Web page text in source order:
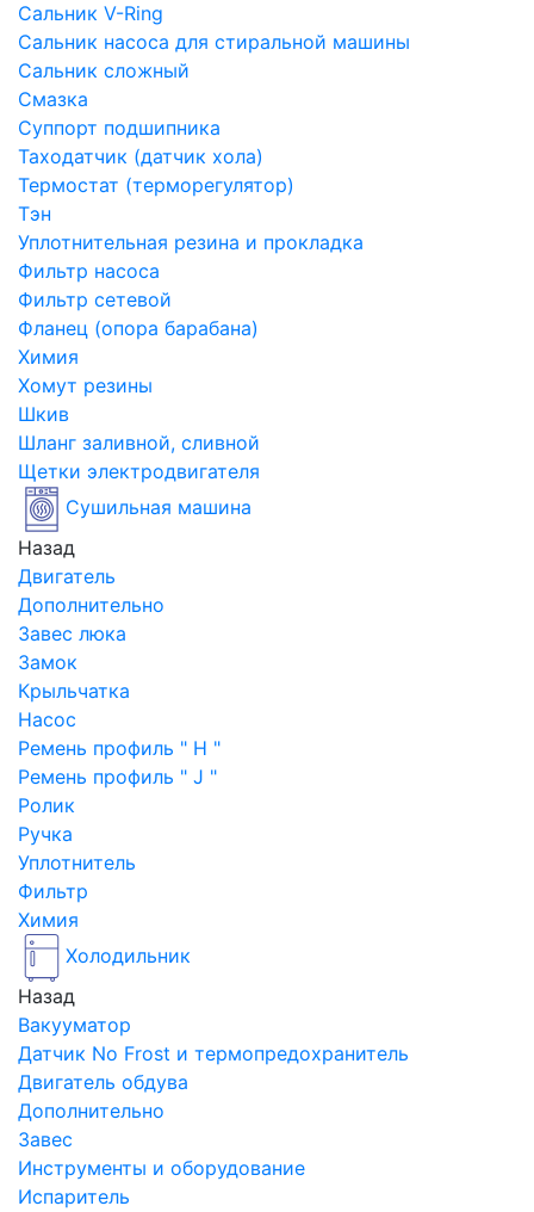
Сальник V-Ring
Сальник насоса для стиральной машины
Сальник сложный
Смазка
Суппорт подшипника
Таходатчик (датчик хола)
Термостат (терморегулятор)
Тэн
Уплотнительная резина и прокладка
Фильтр насоса
Фильтр сетевой
Фланец (опора барабана)
Химия
Хомут резины
Шкив
Шланг заливной, сливной
Щетки электродвигателя
Сушильная машина
Назад
Двигатель
Дополнительно
Завес люка
Замок
Крыльчатка
Насос
Ремень профиль " H "
Ремень профиль " J "
Ролик
Ручка
Уплотнитель
Фильтр
Химия
Холодильник
Назад
Вакууматор
Датчик No Frost и термопредохранитель
Двигатель обдува
Дополнительно
Завес
Инструменты и оборудование
Испаритель